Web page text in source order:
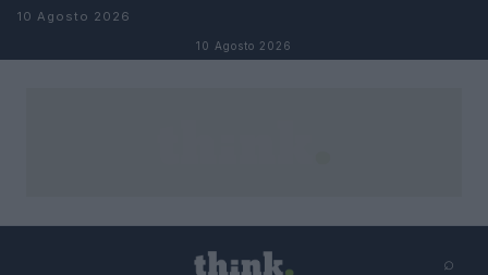
Salta al contenuto
10 Agosto 2026
10 Agosto 2026
⌕